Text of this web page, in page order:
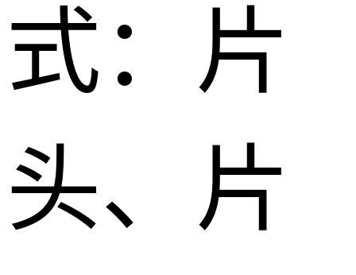
式：片
头、片